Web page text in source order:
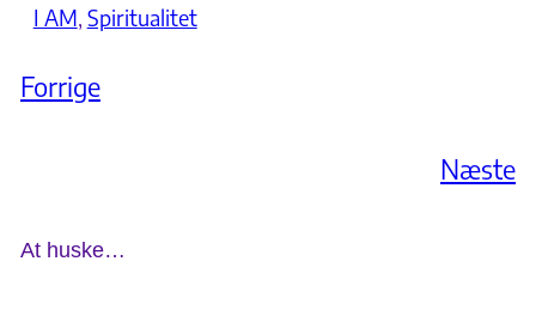
I AM, Spiritualitet
Forrige
Næste
At huske…